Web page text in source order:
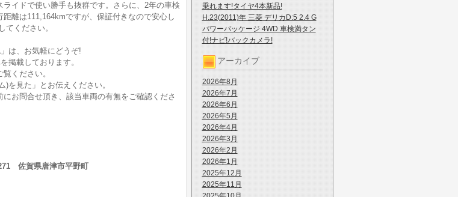
乗れます!タイヤ4本新品!
H.23(2011)年 三菱 デリカD:5 2.4 G
パワーパッケージ 4WD 車検満タン
付!ナビ!バックカメラ!
アーカイブ
2026年8月
2026年7月
2026年6月
2026年5月
2026年4月
2026年3月
2026年2月
2026年1月
2025年12月
2025年11月
イドで使い勝手も抜群です。さらに、2年の車検
離は111,164kmですが、保証付きなので安心し
ください。
は、お気軽にどうぞ!
掲載しております。
ください。
を見た」とお伝えください。
お問合せ頂き、該当車両の有無をご確認くださ
佐賀県唐津市平野町